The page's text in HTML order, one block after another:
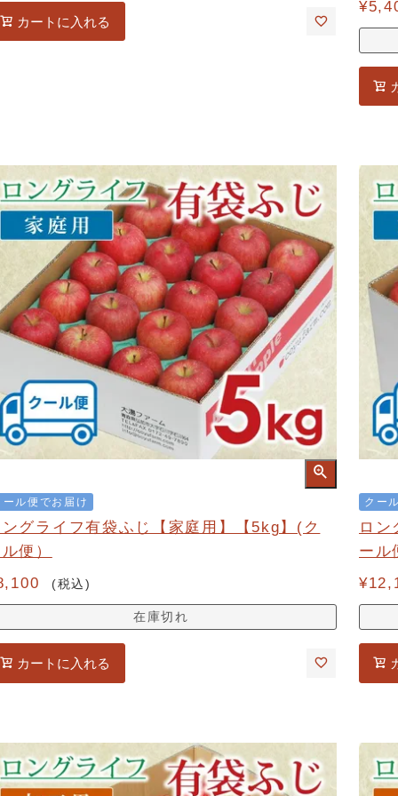
カートに入れる
¥
ール便でお届け
グライフ有袋ふじ【家庭用】【5kg】(ク
便）
税込
在庫切れ
カートに入れる
クー
ロ
ール
¥